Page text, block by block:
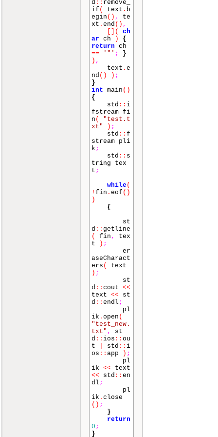
d :: remove_
if ( text . b
egin () ,
te
xt . end () ,
(
ch
ar ch )
{
return ch
==
'"' ;
}
) ,
text . e
nd () ) ;
}
int main ()
{
std :: i
fstream fi
n (
"test.t
xt"
) ;
std :: f
stream pli
k ;
std :: s
tring tex
t ;
while(
! fin . eof ()
)
{
st
d :: getline
(
fin ,
tex
t
) ;
er
aseCharact
ers (
text
) ;
st
d :: cout <<
text << st
d :: endl ;
pl
ik . open (
"test_new.
txt" ,
st
d :: ios :: ou
t
std :: i
os :: app ) ;
pl
ik << text
<< std :: en
dl ;
pl
ik . close
() ;
}
return
0 ;
}